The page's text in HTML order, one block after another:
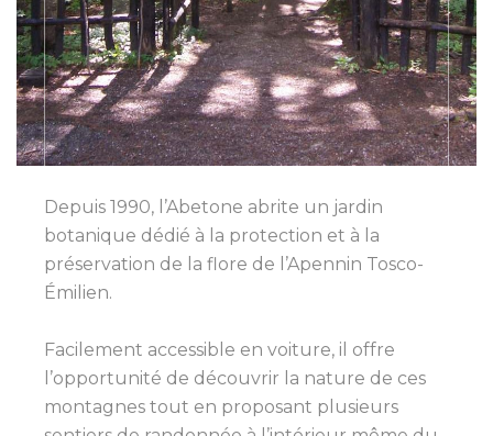
Depuis 1990, l’Abetone abrite un jardin
botanique dédié à la protection et à la
préservation de la flore de l’Apennin Tosco-
Émilien.
Facilement accessible en voiture, il offre
l’opportunité de découvrir la nature de ces
montagnes tout en proposant plusieurs